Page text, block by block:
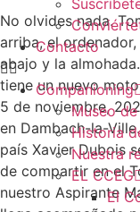
Contacto
Companioning
Museo
Historia
Nuestra
EL CCEG
El
No olvides nada.
arriba, el
abajo y la
tiene un nuevo
5 de noviembre,
en Dambach-la-
país Xavier Dubois
de compartir en el
nuestro Aspirante